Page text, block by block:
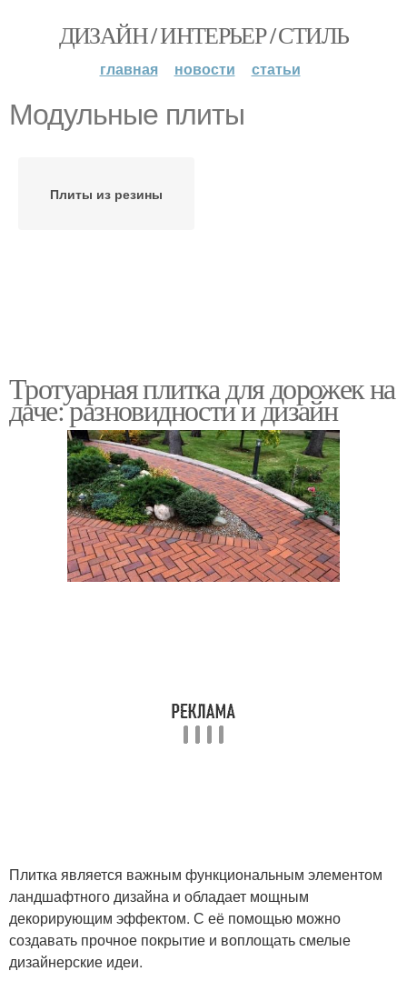
ДИЗАЙН / ИНТЕРЬЕР / СТИЛЬ
главная новости статьи
Модульные плиты
Плиты из резины
Тротуарная плитка для дорожек на
даче: разновидности и дизайн
Плитка является важным функциональным элементом
ландшафтного дизайна и обладает мощным
декорирующим эффектом. С её помощью можно
создавать прочное покрытие и воплощать смелые
дизайнерские идеи.